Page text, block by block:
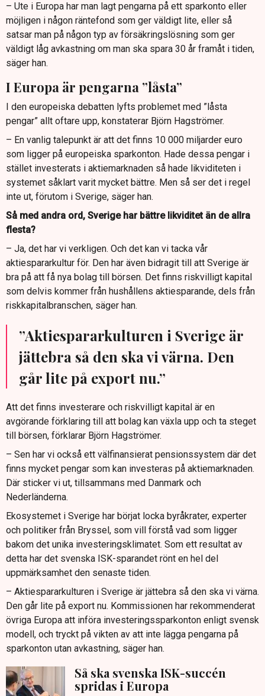
– Ute i Europa har man lagt pengarna på ett sparkonto eller
möjligen i någon räntefond som ger väldigt lite, eller så
satsar man på någon typ av försäkringslösning som ger
väldigt låg avkastning om man ska spara 30 år framåt i tiden,
säger han.
I Europa är pengarna ”låsta”
I den europeiska debatten lyfts problemet med ”låsta
pengar” allt oftare upp, konstaterar Björn Hagströmer.
– En vanlig talepunkt är att det finns 10 000 miljarder euro
som ligger på europeiska sparkonton. Hade dessa pengar i
stället investerats i aktiemarknaden så hade likviditeten i
systemet såklart varit mycket bättre. Men så ser det i regel
inte ut, förutom i Sverige, säger han.
Så med andra ord, Sverige har bättre likviditet än de allra
flesta?
– Ja, det har vi verkligen. Och det kan vi tacka vår
aktiespararkultur för. Den har även bidragit till att Sverige är
bra på att få nya bolag till börsen. Det finns riskvilligt kapital
som delvis kommer från hushållens aktiesparande, dels från
riskkapitalbranschen, säger han.
”Aktiespararkulturen i Sverige är
jättebra så den ska vi värna. Den
går lite på export nu.”
Att det finns investerare och riskvilligt kapital är en
avgörande förklaring till att bolag kan växla upp och ta steget
till börsen, förklarar Björn Hagströmer.
– Sen har vi också ett välfinansierat pensionssystem där det
finns mycket pengar som kan investeras på aktiemarknaden.
Där sticker vi ut, tillsammans med Danmark och
Nederländerna.
Ekosystemet i Sverige har börjat locka byråkrater, experter
och politiker från Bryssel, som vill förstå vad som ligger
bakom det unika investeringsklimatet. Som ett resultat av
detta har det svenska ISK-sparandet rönt en hel del
uppmärksamhet den senaste tiden.
– Aktiespararkulturen i Sverige är jättebra så den ska vi värna.
Den går lite på export nu. Kommissionen har rekommenderat
övriga Europa att införa investeringssparkonton enligt svensk
modell, och tryckt på vikten av att inte lägga pengarna på
sparkonton utan avkastning, säger han.
Så ska svenska ISK-succén
spridas i Europa